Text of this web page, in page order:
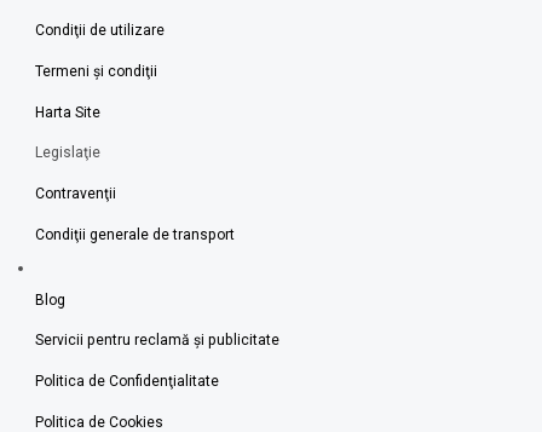
Condiţii de utilizare
Termeni şi condiţii
Harta Site
Legislaţie
Contravenţii
Condiţii generale de transport
Blog
Servicii pentru reclamă și publicitate
Politica de Confidenţialitate
Politica de Cookies